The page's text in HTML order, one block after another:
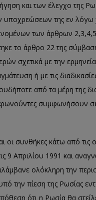
και των έλεγχο της
υποχρεώσεων της εν λόγω
των άρθρων 2,3,4,5
το άρθρο 22 της
σχετικά με την
ή με τις
από τα μέρη της
συμφωνήσουν
συνθήκες κάτω από τις
9 Απριλίου 1991 και
ολόκληρη την
την πίεση της Ρωσίας
ότι η Ρωσία θα